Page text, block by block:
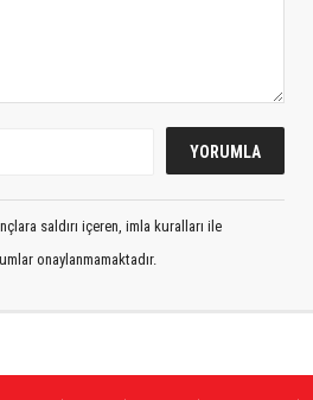
saldırı içeren, imla kuralları ile
onaylanmamaktadır.